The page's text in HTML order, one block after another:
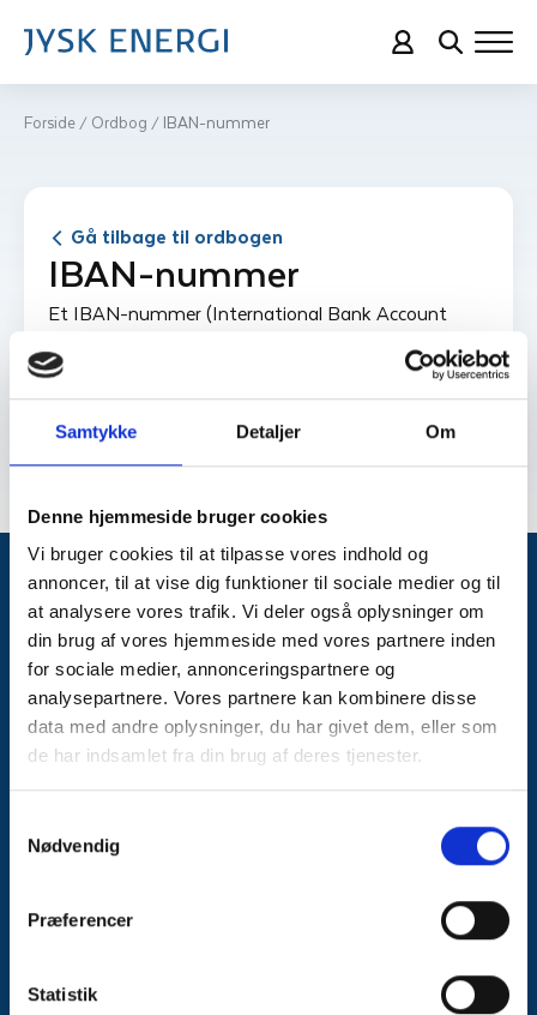
Samtykke Detaljer Om
Denne hjemmeside bruger cookies
Vi bruger cookies til at tilpasse vores indhold og
annoncer, til at vise dig funktioner til sociale medier og til
at analysere vores trafik. Vi deler også oplysninger om
din brug af vores hjemmeside med vores partnere inden
for sociale medier, annonceringspartnere og
analysepartnere. Vores partnere kan kombinere disse
data med andre oplysninger, du har givet dem, eller som
de har indsamlet fra din brug af deres tjenester.
Nødvendig
Præferencer
Statistik
Forside / Ordbog / IBAN-nummer
Gå tilbage til ordbogen
IBAN-nummer
Et IBAN-nummer (International Bank Account
Number) bruges til internationale bankoverførsler.
Du kan få oplyst vores IBAN-nummer ved at
Fremragende
El til hele Danmark
Bliv kunde hos os i dag
7500 Holstebro